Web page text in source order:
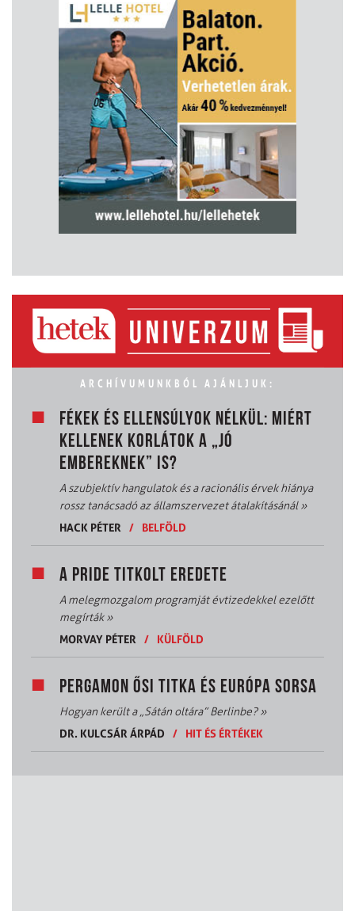
ARCHÍVUMUNKBÓL AJÁNLJUK:
FÉKEK ÉS ELLENSÚLYOK NÉLKÜL: MIÉRT
KELLENEK KORLÁTOK A „JÓ
EMBEREKNEK” IS?
A szubjektív hangulatok és a racionális érvek hiánya
rossz tanácsadó az államszervezet átalakításánál»
HACK PÉTER
/ BELFÖLD
A PRIDE TITKOLT EREDETE
A melegmozgalom programját évtizedekkel ezelőtt
megírták»
MORVAY PÉTER
/ KÜLFÖLD
PERGAMON ŐSI TITKA ÉS EURÓPA SORSA
Hogyan került a „Sátán oltára” Berlinbe?»
DR. KULCSÁR ÁRPÁD
/ HIT ÉS ÉRTÉKEK